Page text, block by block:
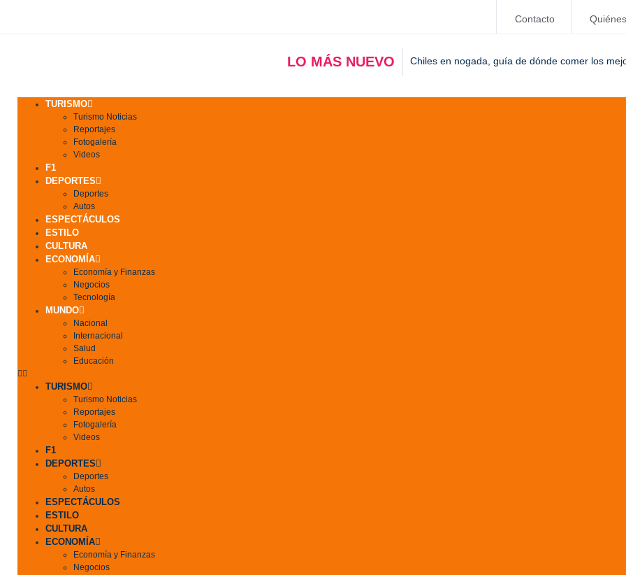
Contacto
LO MÁS NUEVO Chiles en nogada, guía de dónde comer los
TURISMO
Turismo Noticias
Reportajes
Fotogalería
Videos
F1
DEPORTES
Deportes
Autos
ESPECTÁCULOS
ESTILO
CULTURA
ECONOMÍA
Economía y Finanzas
Negocios
Tecnología
MUNDO
Nacional
Internacional
Salud
Educación
TURISMO
Turismo Noticias
Reportajes
Fotogalería
Videos
F1
DEPORTES
Deportes
Autos
ESPECTÁCULOS
ESTILO
CULTURA
ECONOMÍA
Economía y Finanzas
Negocios